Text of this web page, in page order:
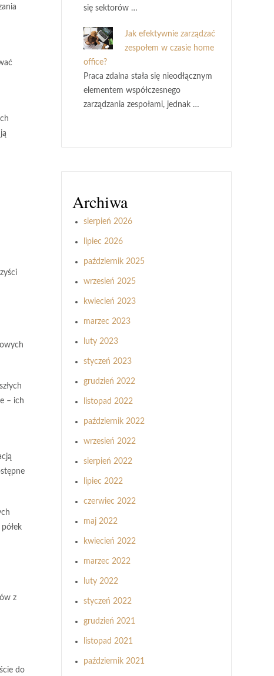
– ich
z
do
się sektorów …
Jak efektywnie zarządzać
zespołem w czasie home
office?
Praca zdalna stała się nieodłącznym
elementem współczesnego
zarządzania zespołami, jednak …
Archiwa
sierpień 2026
lipiec 2026
październik 2025
wrzesień 2025
kwiecień 2023
marzec 2023
luty 2023
styczeń 2023
grudzień 2022
listopad 2022
październik 2022
wrzesień 2022
sierpień 2022
lipiec 2022
czerwiec 2022
maj 2022
kwiecień 2022
marzec 2022
luty 2022
styczeń 2022
grudzień 2021
listopad 2021
październik 2021